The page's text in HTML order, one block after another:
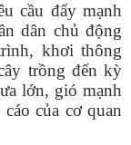
cầu đẩy mạnh
dân chủ động
khơi thông
trồng đến kỳ
lớn, gió mạnh
của cơ quan